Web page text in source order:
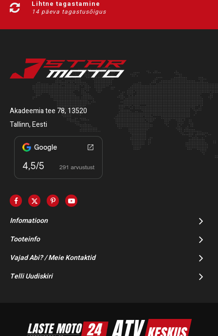
Lihtne tagastamine
14 päeva tagastusõigus
Akadeemia tee 78, 13520
Tallinn, Eesti
Infomatioon
Tooteinfo
Vajad Abi? / Meie Kontaktid
Telli Uudiskiri